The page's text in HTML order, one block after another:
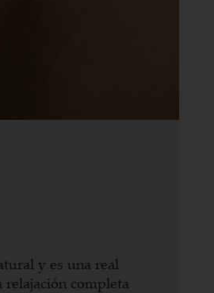
y es una real
completa